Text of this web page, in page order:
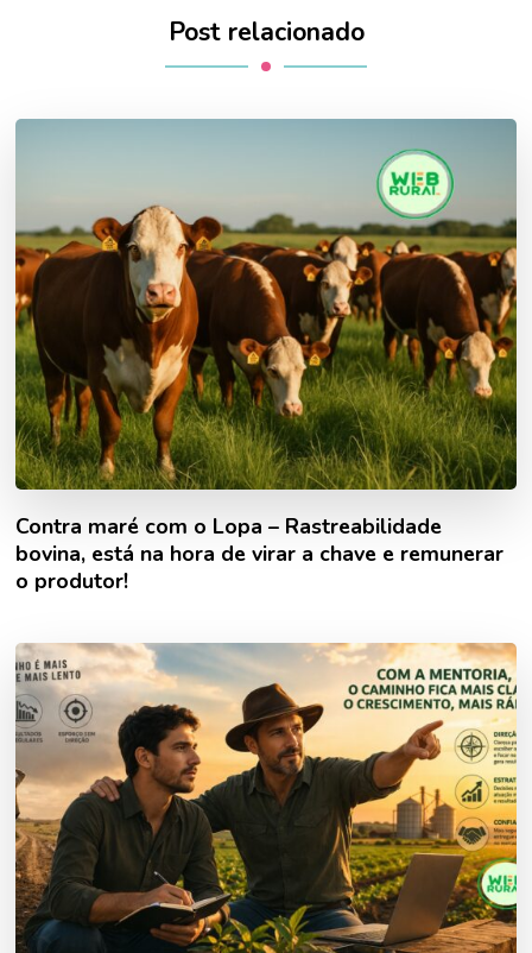
Post relacionado
Contra maré com o Lopa – Rastreabilidade
bovina, está na hora de virar a chave e remunerar
o produtor!